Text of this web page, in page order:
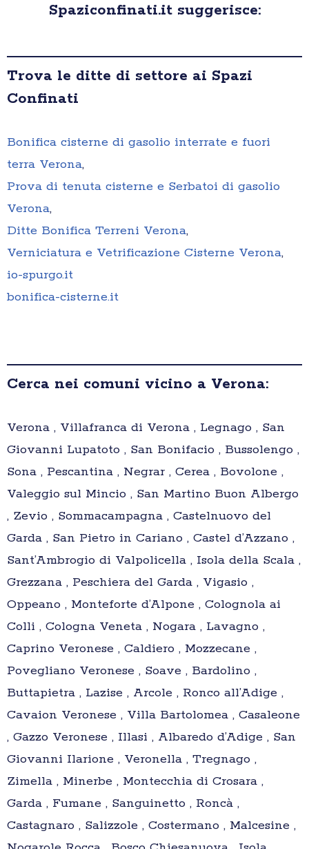
Spaziconfinati.it suggerisce:
Trova le ditte di settore ai Spazi
Confinati
Bonifica cisterne di gasolio interrate e fuori
terra Verona,
Prova di tenuta cisterne e Serbatoi di gasolio
Verona,
Ditte Bonifica Terreni Verona,
Verniciatura e Vetrificazione Cisterne Verona,
io-spurgo.it
bonifica-cisterne.it
Cerca nei comuni vicino a Verona:
Verona , Villafranca di Verona , Legnago , San
Giovanni Lupatoto , San Bonifacio , Bussolengo ,
Sona , Pescantina , Negrar , Cerea , Bovolone ,
Valeggio sul Mincio , San Martino Buon Albergo
, Zevio , Sommacampagna , Castelnuovo del
Garda , San Pietro in Cariano , Castel d’Azzano ,
Sant’Ambrogio di Valpolicella , Isola della Scala ,
Grezzana , Peschiera del Garda , Vigasio ,
Oppeano , Monteforte d’Alpone , Colognola ai
Colli , Cologna Veneta , Nogara , Lavagno ,
Caprino Veronese , Caldiero , Mozzecane ,
Povegliano Veronese , Soave , Bardolino ,
Buttapietra , Lazise , Arcole , Ronco all’Adige ,
Cavaion Veronese , Villa Bartolomea , Casaleone
, Gazzo Veronese , Illasi , Albaredo d’Adige , San
Giovanni Ilarione , Veronella , Tregnago ,
Zimella , Minerbe , Montecchia di Crosara ,
Garda , Fumane , Sanguinetto , Roncà ,
Castagnaro , Salizzole , Costermano , Malcesine ,